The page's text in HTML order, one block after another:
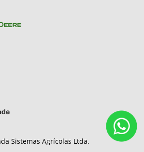
Sistemas Agrícolas Ltda.